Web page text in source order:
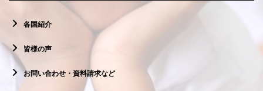
各国紹介
皆様の声
お問い合わせ・資料請求など